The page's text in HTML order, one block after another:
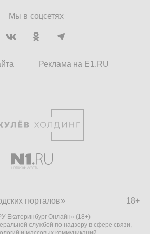
Мы в соцсетях
Реклама на E1.RU
18+
порталов»
Екатеринбург Онлайн» (18+)
службой по надзору в сфере связи,